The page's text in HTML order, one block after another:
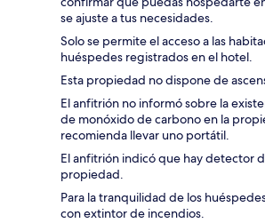
se ajuste a tus necesidades.
Solo se permite el acceso a las
huéspedes registrados en el hotel.
Esta propiedad no dispone de
El anfitrión no informó sobre la
de monóxido de carbono en la
recomienda llevar uno portátil.
El anfitrión indicó que hay detector
propiedad.
Para la tranquilidad de los
con extintor de incendios.